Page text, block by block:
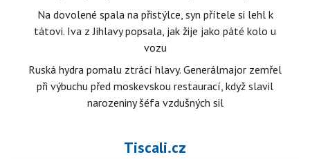
Na dovolené spala na přistýlce, syn přítele si lehl k
tátovi. Iva z Jihlavy popsala, jak žije jako páté kolo u
vozu
Ruská hydra pomalu ztrácí hlavy. Generálmajor zemřel
při výbuchu před moskevskou restaurací, když slavil
narozeniny šéfa vzdušných sil
Tiscali.cz